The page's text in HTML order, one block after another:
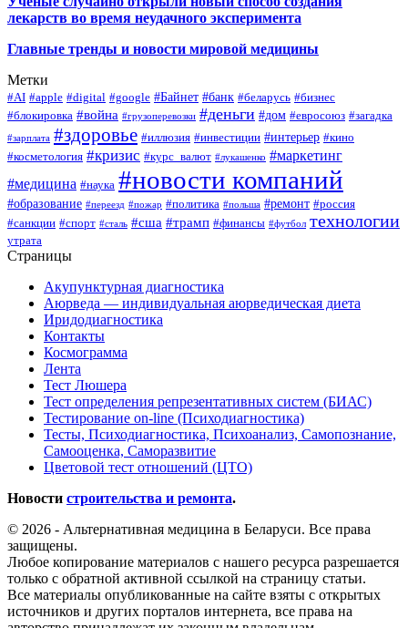
лекарств во время неудачного эксперимента
Главные тренды и новости мировой медицины
Метки
#AI #apple #digital #google #Байнет #банк #беларусь #бизнес
#блокировка #война #грузоперевозки #деньги #дом #евросоюз #загадка
#зарплата #здоровье #иллюзия #инвестиции #интерьер #кино
#косметология #кризис #курс_валют #лукашенко #маркетинг
#медицина #наука #новости компаний
#образование #переезд #пожар #политика #польша #ремонт #россия
#санкции #спорт #сталь #сша #трамп #финансы #футбол технологии
утрата
Страницы
Акупунктурная диагностика
Аюрведа — индивидуальная аюрведическая диета
Иридодиагностика
Контакты
Космограмма
Лента
Тест Люшера
Тест определения репрезентативных систем (БИАС)
Тестирование on-line (Психодиагностика)
Тесты, Психодиагностика, Психоанализ, Самопознание,
Самооценка, Саморазвитие
Цветовой тест отношений (ЦТО)
Новости строительства и ремонта.
© 2026 - Альтернативная медицина в Беларуси. Все права
защищены.
Любое копирование материалов с нашего ресурса разрешается
только с обратной активной ссылкой на страницу статьи.
Все материалы опубликованные на сайте взяты с открытых
источников и других порталов интернета, все права на